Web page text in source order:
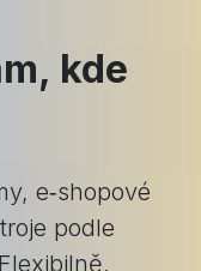
kde
e‑shopové
podle